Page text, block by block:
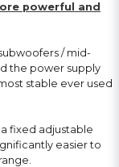
powerful and
/ mid-
the power supply
stable ever used
fixed adjustable
easier to